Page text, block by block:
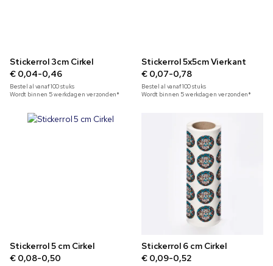
Stickerrol 3cm Cirkel
€ 0,04-0,46
Bestel al vanaf100stuks
Wordt binnen 5 werkdagen verzonden*
Stickerrol 5x5cm Vierkant
€ 0,07-0,78
Bestel al vanaf100stuks
Wordt binnen 5 werkdagen verzonden*
Stickerrol 5 cm Cirkel
€ 0,08-0,50
Stickerrol 6 cm Cirkel
€ 0,09-0,52